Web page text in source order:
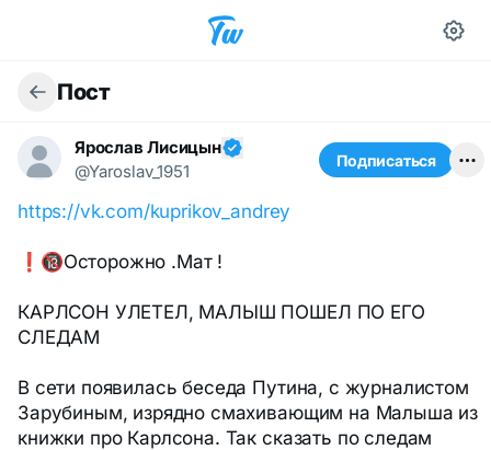
Пост
Ярослав Лисицын
@Yaroslav_1951
Подписаться
https://vk.com/kuprikov_andrey
❗🔞Осторожно .Мат !
КАРЛСОН УЛЕТЕЛ, МАЛЫШ ПОШЕЛ ПО ЕГО
СЛЕДАМ
В сети появилась беседа Путина, с журналистом
Зарубиным, изрядно смахивающим на Малыша из
книжки про Карлсона. Так сказать по следам